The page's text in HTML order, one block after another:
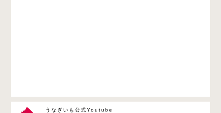
うなぎいも公式Youtube